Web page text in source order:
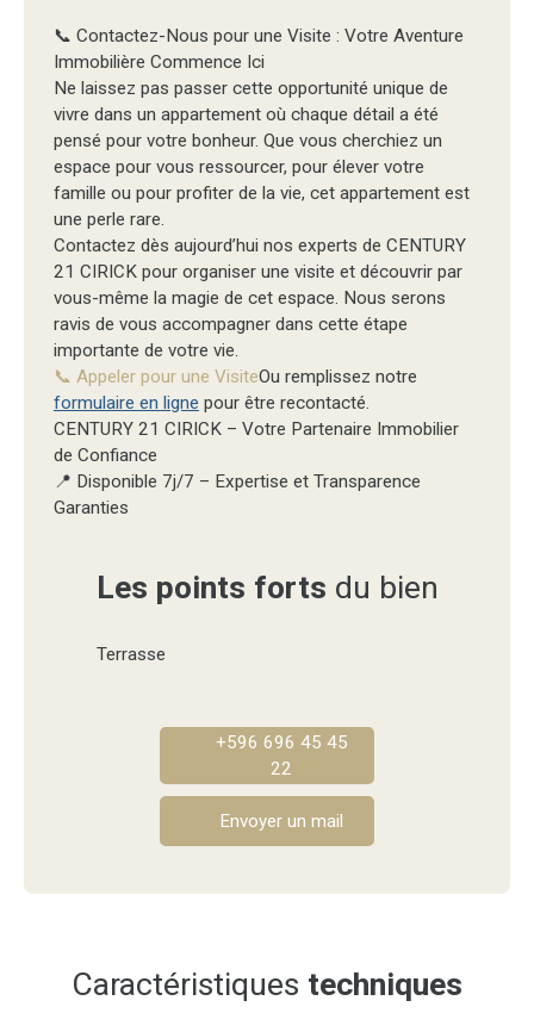
📞 Contactez-Nous pour une Visite : Votre Aventure
Immobilière Commence Ici
Ne laissez pas passer cette opportunité unique de
vivre dans un appartement où chaque détail a été
pensé pour votre bonheur. Que vous cherchiez un
espace pour vous ressourcer, pour élever votre
famille ou pour profiter de la vie, cet appartement est
une perle rare.
Contactez dès aujourd’hui nos experts de CENTURY
21 CIRICK pour organiser une visite et découvrir par
vous-même la magie de cet espace. Nous serons
ravis de vous accompagner dans cette étape
importante de votre vie.
📞 Appeler pour une VisiteOu remplissez notre
formulaire en ligne pour être recontacté.
CENTURY 21 CIRICK – Votre Partenaire Immobilier
de Confiance
📍 Disponible 7j/7 – Expertise et Transparence
Garanties
Les points forts du bien
Terrasse
+596 696 45 45
22
Envoyer un mail
Caractéristiques techniques